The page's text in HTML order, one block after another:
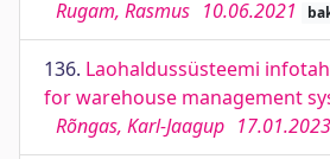
Rugam, Rasmus 10.06.2021
136. Laohaldussüsteemi
for warehouse management
Rõngas, Karl-Jaagup 17.01.2023